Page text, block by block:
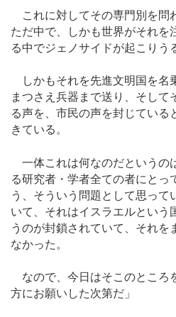
これに対してその専門別を問
ただ中で、しかも世界がそれを
る中でジェノサイドが起こりう
しかもそれを先進文明国を名
まつさえ兵器まで送り、そして
る声を、市民の声を封じている
きている。
一体これは何なのだというの
る研究者・学者全ての者にとっ
う、そういう問題として思って
いて、それはイスラエルという
うのが封鎖されていて、それを
なかった。
なので、今日はそこのところ
方にお願いした次第だ」